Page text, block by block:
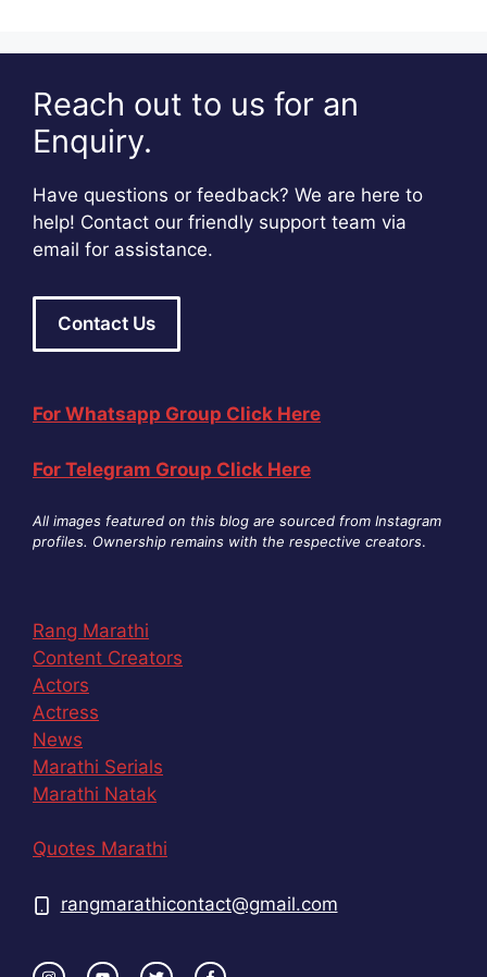
Reach out to us for an
Enquiry.
Have questions or feedback? We are here to
help! Contact our friendly support team via
email for assistance.
Contact Us
For Whatsapp Group Click Here
For Telegram Group Click Here
All images featured on this blog are sourced from Instagram
profiles. Ownership remains with the respective creators.
Rang Marathi
Content Creators
Actors
Actress
News
Marathi Serials
Marathi Natak
Quotes Marathi
rangmarathicontact@gmail.com